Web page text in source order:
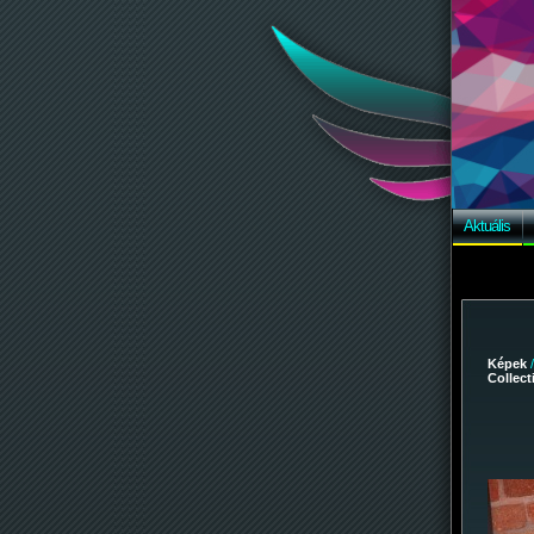
Aktuális
Képek